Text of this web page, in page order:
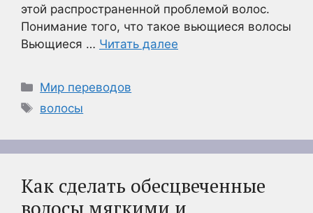
этой распространенной проблемой волос.
Понимание того, что такое вьющиеся волосы
Вьющиеся … Читать далее
Рубрики
Мир переводов
Метки
волосы
Как сделать обесцвеченные